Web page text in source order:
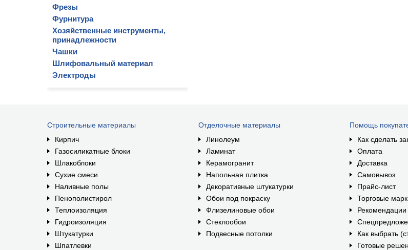
Фрезы
Фурнитура
Хозяйственные инструменты,
принадлежности
Чашки
Шлифовальный материал
Электроды
Строительные материалы
Кирпич
Газосиликатные блоки
Шлакоблоки
Сухие смеси
Наливные полы
Пенополистирол
Теплоизоляция
Гидроизоляция
Штукатурки
Шпатлевки
Отделочные материалы
Линолеум
Ламинат
Керамогранит
Напольная плитка
Декоративные штукатурки
Обои под покраску
Флизелиновые обои
Стеклообои
Подвесные потолки
Помощь
Как сделать
Оплата
Доставка
Самовывоз
Прайс-лист
Торговые
Рекомендации
Как выбрать
Готовые